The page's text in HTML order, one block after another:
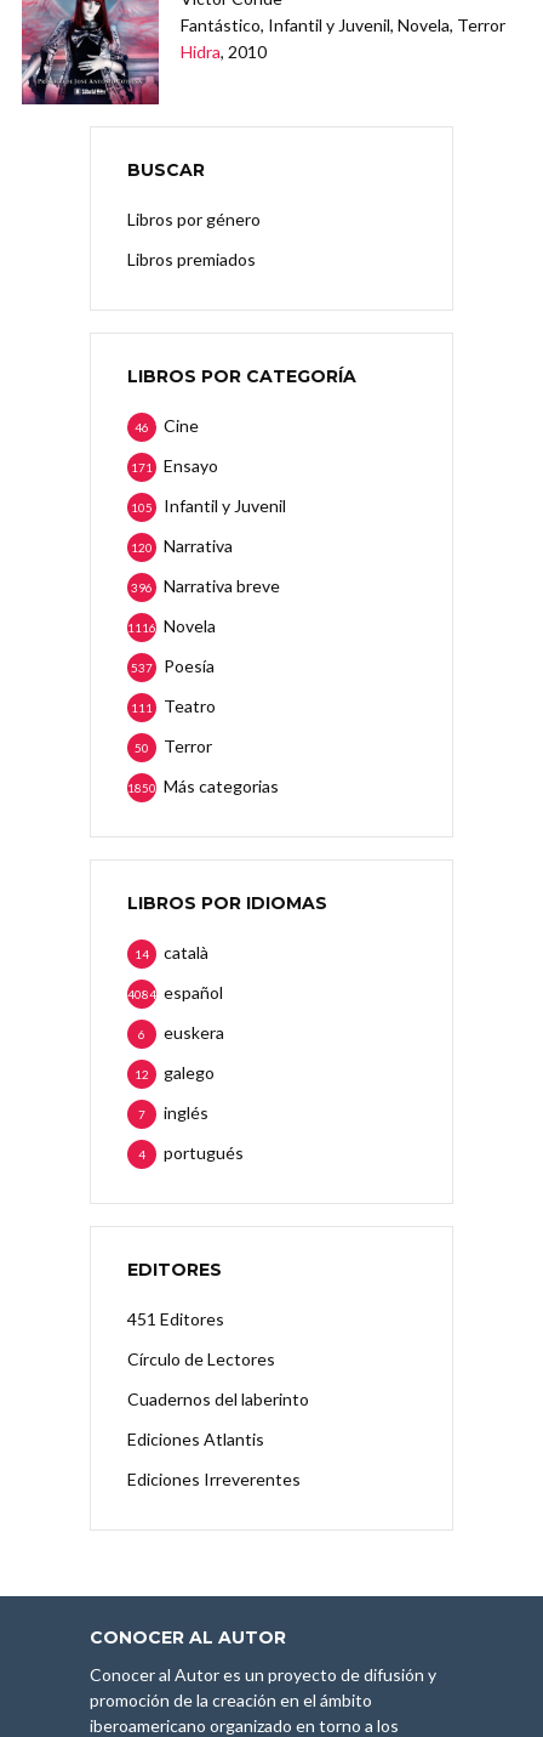
Fantástico, Infantil y Juvenil, Novela, Terror
Hidra, 2010
BUSCAR
Libros por género
Libros premiados
LIBROS POR CATEGORÍA
Cine
46
Ensayo
171
Infantil y Juvenil
105
Narrativa
120
Narrativa breve
396
Novela
1116
Poesía
537
Teatro
111
Terror
50
Más categorias
1850
LIBROS POR IDIOMAS
català
14
español
4084
euskera
6
galego
12
inglés
7
portugués
4
EDITORES
451 Editores
Círculo de Lectores
Cuadernos del laberinto
Ediciones Atlantis
Ediciones Irreverentes
CONOCER AL AUTOR
Conocer al Autor es un proyecto de difusión y
promoción de la creación en el ámbito
iberoamericano organizado en torno a los